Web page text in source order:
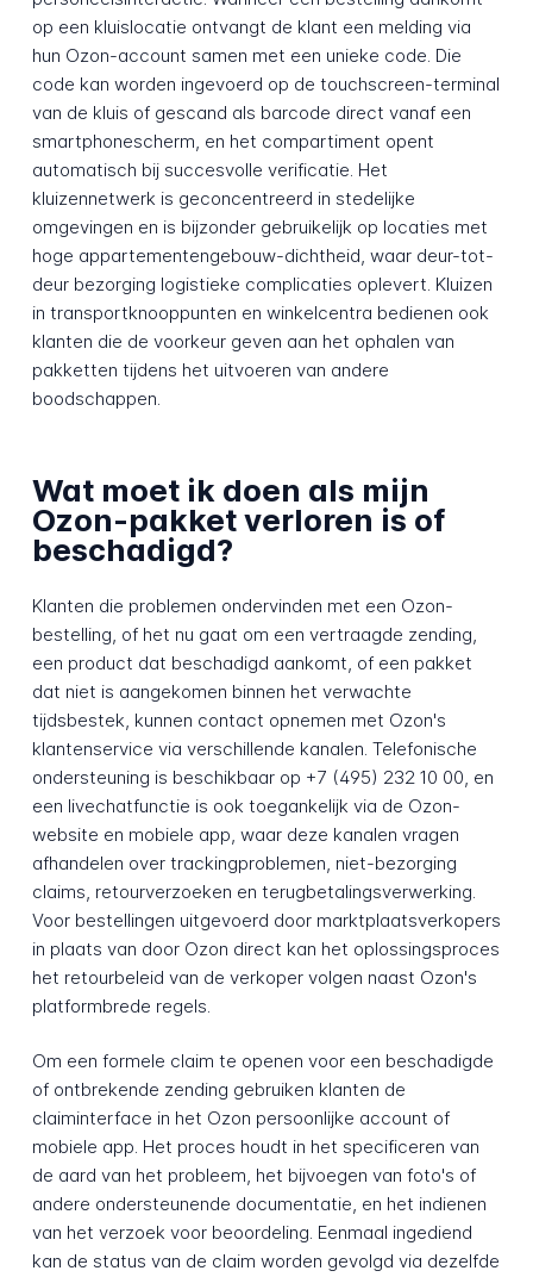
op een kluislocatie ontvangt de klant een melding via
hun Ozon-account samen met een unieke code. Die
code kan worden ingevoerd op de touchscreen-terminal
van de kluis of gescand als barcode direct vanaf een
smartphonescherm, en het compartiment opent
automatisch bij succesvolle verificatie. Het
kluizennetwerk is geconcentreerd in stedelijke
omgevingen en is bijzonder gebruikelijk op locaties met
hoge appartementengebouw-dichtheid, waar deur-tot-
deur bezorging logistieke complicaties oplevert. Kluizen
in transportknooppunten en winkelcentra bedienen ook
klanten die de voorkeur geven aan het ophalen van
pakketten tijdens het uitvoeren van andere
boodschappen.
Wat moet ik doen als mijn
Ozon-pakket verloren is of
beschadigd?
Klanten die problemen ondervinden met een Ozon-
bestelling, of het nu gaat om een vertraagde zending,
een product dat beschadigd aankomt, of een pakket
dat niet is aangekomen binnen het verwachte
tijdsbestek, kunnen contact opnemen met Ozon's
klantenservice via verschillende kanalen. Telefonische
ondersteuning is beschikbaar op +7 (495) 232 10 00, en
een livechatfunctie is ook toegankelijk via de Ozon-
website en mobiele app, waar deze kanalen vragen
afhandelen over trackingproblemen, niet-bezorging
claims, retourverzoeken en terugbetalingsverwerking.
Voor bestellingen uitgevoerd door marktplaatsverkopers
in plaats van door Ozon direct kan het oplossingsproces
het retourbeleid van de verkoper volgen naast Ozon's
platformbrede regels.
Om een formele claim te openen voor een beschadigde
of ontbrekende zending gebruiken klanten de
claiminterface in het Ozon persoonlijke account of
mobiele app. Het proces houdt in het specificeren van
de aard van het probleem, het bijvoegen van foto's of
andere ondersteunende documentatie, en het indienen
van het verzoek voor beoordeling. Eenmaal ingediend
kan de status van de claim worden gevolgd via dezelfde